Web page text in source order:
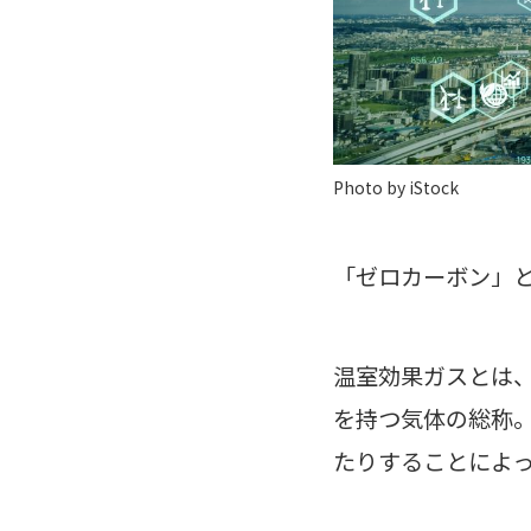
Photo by iStock
「ゼロカーボン
温室効果ガスとは
を持つ気体の総称
たりすることによ